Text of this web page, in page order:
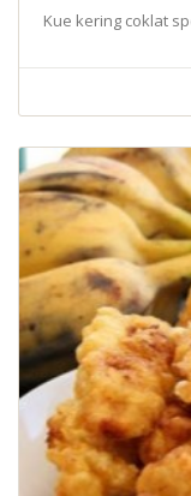
Kue kering coklat